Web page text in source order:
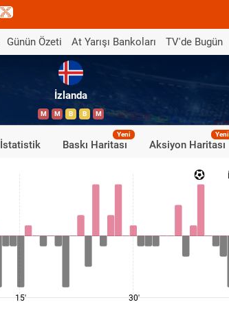
Günün Özeti At Yarışı Bankoları TV'de Bugün
İzlanda
M M B B M
İstatistik Baskı Haritası
Yeni
Aksiyon Haritası
Yeni
15' 30'